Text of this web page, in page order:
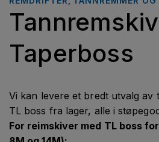
Taperboss
Vi kan levere et bredt utvalg av
TL boss fra lager, alle i
For reimskiver med TL boss